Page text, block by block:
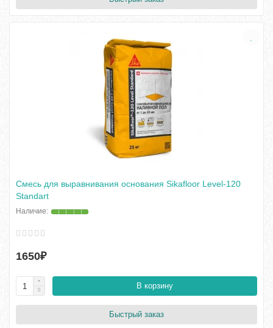
Смесь для выравнивания основания Sikafloor Level-120
Standart
1650₽
В корзину
Быстрый заказ